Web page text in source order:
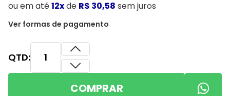
ouem até12xde R$ 30,58 sem juros
Ver formas de pagamento
QTD:
COMPRAR